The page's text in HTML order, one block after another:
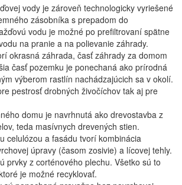
vody je zároveň technologicky vyriešené
zásobníka s prepadom do
vodu je možné po prefiltrovaní spätne
na pranie a na polievanie záhrady.
okrasná záhrada, časť záhrady za domom
časť pozemku je ponechaná ako prírodná
výberom rastlín nachádzajúcich sa v okolí.
pestrosť drobných živočíchov tak aj pre
domu je navrhnutá ako drevostavba z
teda masívnych drevených stien.
celulózou a fasádu tvorí kombinácia
úpravy (časom zosivie) a lícovej tehly.
prvky z corténového plechu. Všetko sú to
je možné recyklovať.